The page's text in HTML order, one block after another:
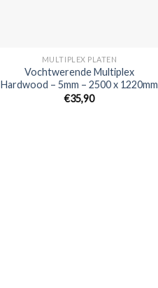
MULTIPLEX PLATEN
Vochtwerende Multiplex
Hardwood – 5mm – 2500 x 1220mm
€35,90